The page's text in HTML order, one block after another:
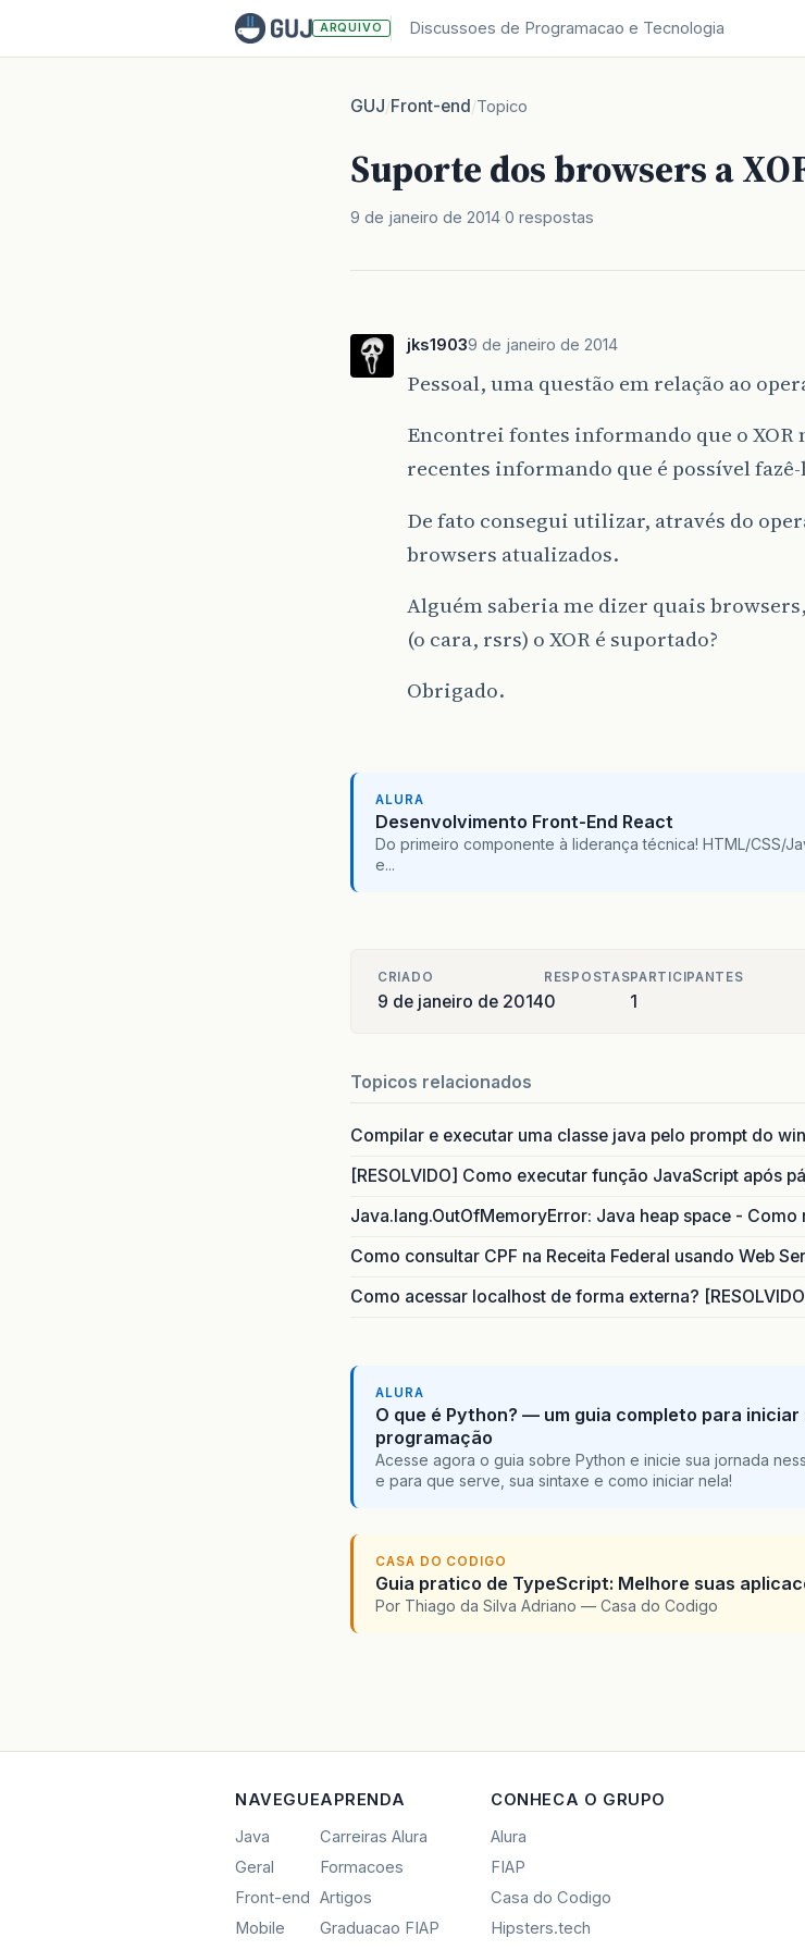
ARQUIVO Discussoes de Programacao e Tecnologia
GUJ/Front-end/Topico
Suporte dos browsers a
9 de janeiro de 2014 0 respostas
jks19039 de janeiro de 2014
Pessoal, uma questão em relação ao
Encontrei fontes informando que o XOR
recentes informando que é possível
De fato consegui utilizar, através do
browsers atualizados.
Alguém saberia me dizer quais
(o cara, rsrs) o XOR é suportado?
Obrigado.
ALURA
Desenvolvimento Front-End React
Do primeiro componente à liderança técnica! HTML/CSS/
e...
CRIADO
9 de janeiro de 2014
RESPOSTAS
0
PARTICIPANTES
1
Topicos relacionados
Compilar e executar uma classe java pelo prompt do
[RESOLVIDO] Como executar função JavaScript após
Java.lang.OutOfMemoryError: Java heap space - Como
Como consultar CPF na Receita Federal usando Web
Como acessar localhost de forma externa?
ALURA
O que é Python? — um guia completo para iniciar
programação
Acesse agora o guia sobre Python e inicie sua jornada
e para que serve, sua sintaxe e como iniciar nela!
CASA DO CODIGO
Guia pratico de TypeScript: Melhore suas
Por Thiago da Silva Adriano — Casa do Codigo
NAVEGUE
Java
Geral
Front-end
Mobile
APRENDA
Carreiras Alura
Formacoes
Artigos
Graduacao FIAP
CONHECA O GRUPO
Alura
FIAP
Casa do Codigo
Hipsters.tech